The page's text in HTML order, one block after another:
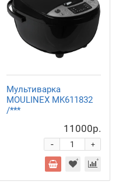
Мультиварка
MOULINEX MK611832
/***
11000р.
+
-